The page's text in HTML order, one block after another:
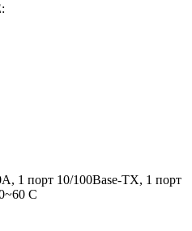
1 порт 10/100Base-TX, 1 порт
С